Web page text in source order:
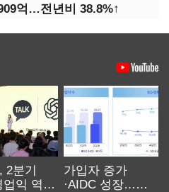
억…전년비 38.8%↑
2분기
업익 역대
가입자 증가
·AIDC 성장…